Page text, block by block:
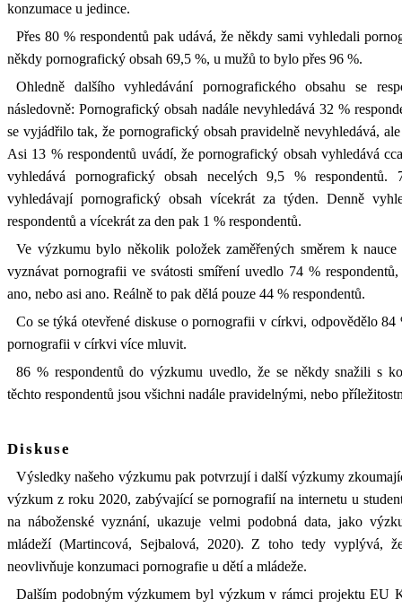
konzumace u jedince.
Přes 80 % respondentů pak udává, že někdy sami vyhledali
někdy pornografický obsah 69,5 %, u mužů to bylo přes 96 %.
Ohledně dalšího vyhledávání pornografického obsahu se
následovně: Pornografický obsah nadále nevyhledává 32 %
se vyjádřilo tak, že pornografický obsah pravidelně nevyhledává,
Asi 13 % respondentů uvádí, že pornografický obsah vyhledává
vyhledává pornografický obsah necelých 9,5 % respondentů.
vyhledávají pornografický obsah vícekrát za týden. Denně
respondentů a vícekrát za den pak 1 % respondentů.
Ve výzkumu bylo několik položek zaměřených směrem k
vyznávat pornografii ve svátosti smíření uvedlo 74 %
ano, nebo asi ano. Reálně to pak dělá pouze 44 % respondentů.
Co se týká otevřené diskuse o pornografii v církvi, odpovědělo 84
pornografii v církvi více mluvit.
86 % respondentů do výzkumu uvedlo, že se někdy snažili s
těchto respondentů jsou všichni nadále pravidelnými, nebo
Diskuse
Výsledky našeho výzkumu pak potvrzují i další výzkumy
výzkum z roku 2020, zabývající se pornografií na internetu u
na náboženské vyznání, ukazuje velmi podobná data, jako
mládeží (Martincová, Sejbalová, 2020). Z toho tedy vyplývá,
neovlivňuje konzumaci pornografie u dětí a mládeže.
Dalším podobným výzkumem byl výzkum v rámci projektu EU